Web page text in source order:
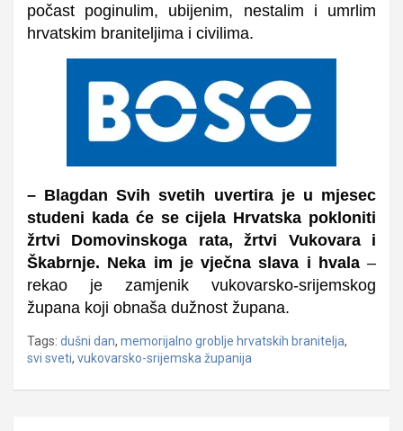
počast poginulim, ubijenim, nestalim i umrlim
hrvatskim braniteljima i civilima.
– Blagdan Svih svetih uvertira je u mjesec
studeni kada će se cijela Hrvatska pokloniti
žrtvi Domovinskoga rata, žrtvi Vukovara i
Škabrnje. Neka im je vječna slava i hvala–
rekao je zamjenik vukovarsko-srijemskog
župana koji obnaša dužnost župana.
Tags: dušni dan, memorijalno groblje hrvatskih branitelja,
svi sveti, vukovarsko-srijemska županija